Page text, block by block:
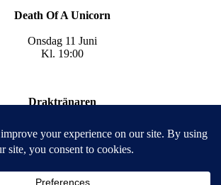
Death Of A Unicorn
Onsdag 11 Juni
Kl. 19:00
Draktränaren
Kl. 19:00 (sv.tal)
Söndag 15 Juni